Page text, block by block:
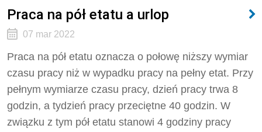
Praca na pół etatu a urlop
07 mar 2022
Praca na pół etatu oznacza o połowę niższy wymiar
czasu pracy niż w wypadku pracy na pełny etat. Przy
pełnym wymiarze czasu pracy, dzień pracy trwa 8
godzin, a tydzień pracy przeciętne 40 godzin. W
związku z tym pół etatu stanowi 4 godziny pracy